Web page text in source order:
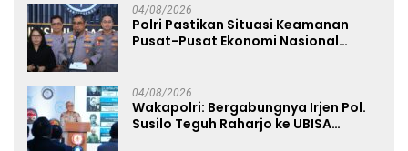
04/08/2026
Polri Pastikan Situasi Keamanan
Pusat-Pusat Ekonomi Nasional
04/08/2026
Wakapolri: Bergabungnya Irjen Pol.
Susilo Teguh Raharjo ke UBISA